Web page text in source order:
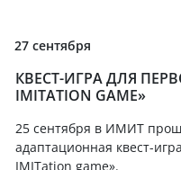
27 сентября
КВЕСТ-ИГРА ДЛЯ
IMITATION GAME»
25 сентября в ИМИТ
адаптационная квест-
IMITation game».